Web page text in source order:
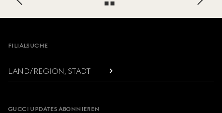
Footer
FILIALSUCHE
LAND/REGION, STADT
GUCCI UPDATES ABONNIEREN